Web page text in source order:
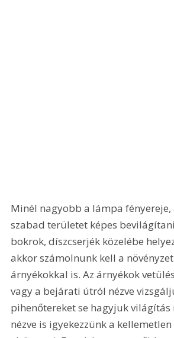
Minél nagyobb a lámpa
szabad területet képes
bokrok, díszcserjék közelébe
akkor számolnunk kell a
árnyékokkal is. Az árnyékok
vagy a bejárati útról nézve
pihenőtereket se hagyjuk világítás
nézve is igyekezzünk a